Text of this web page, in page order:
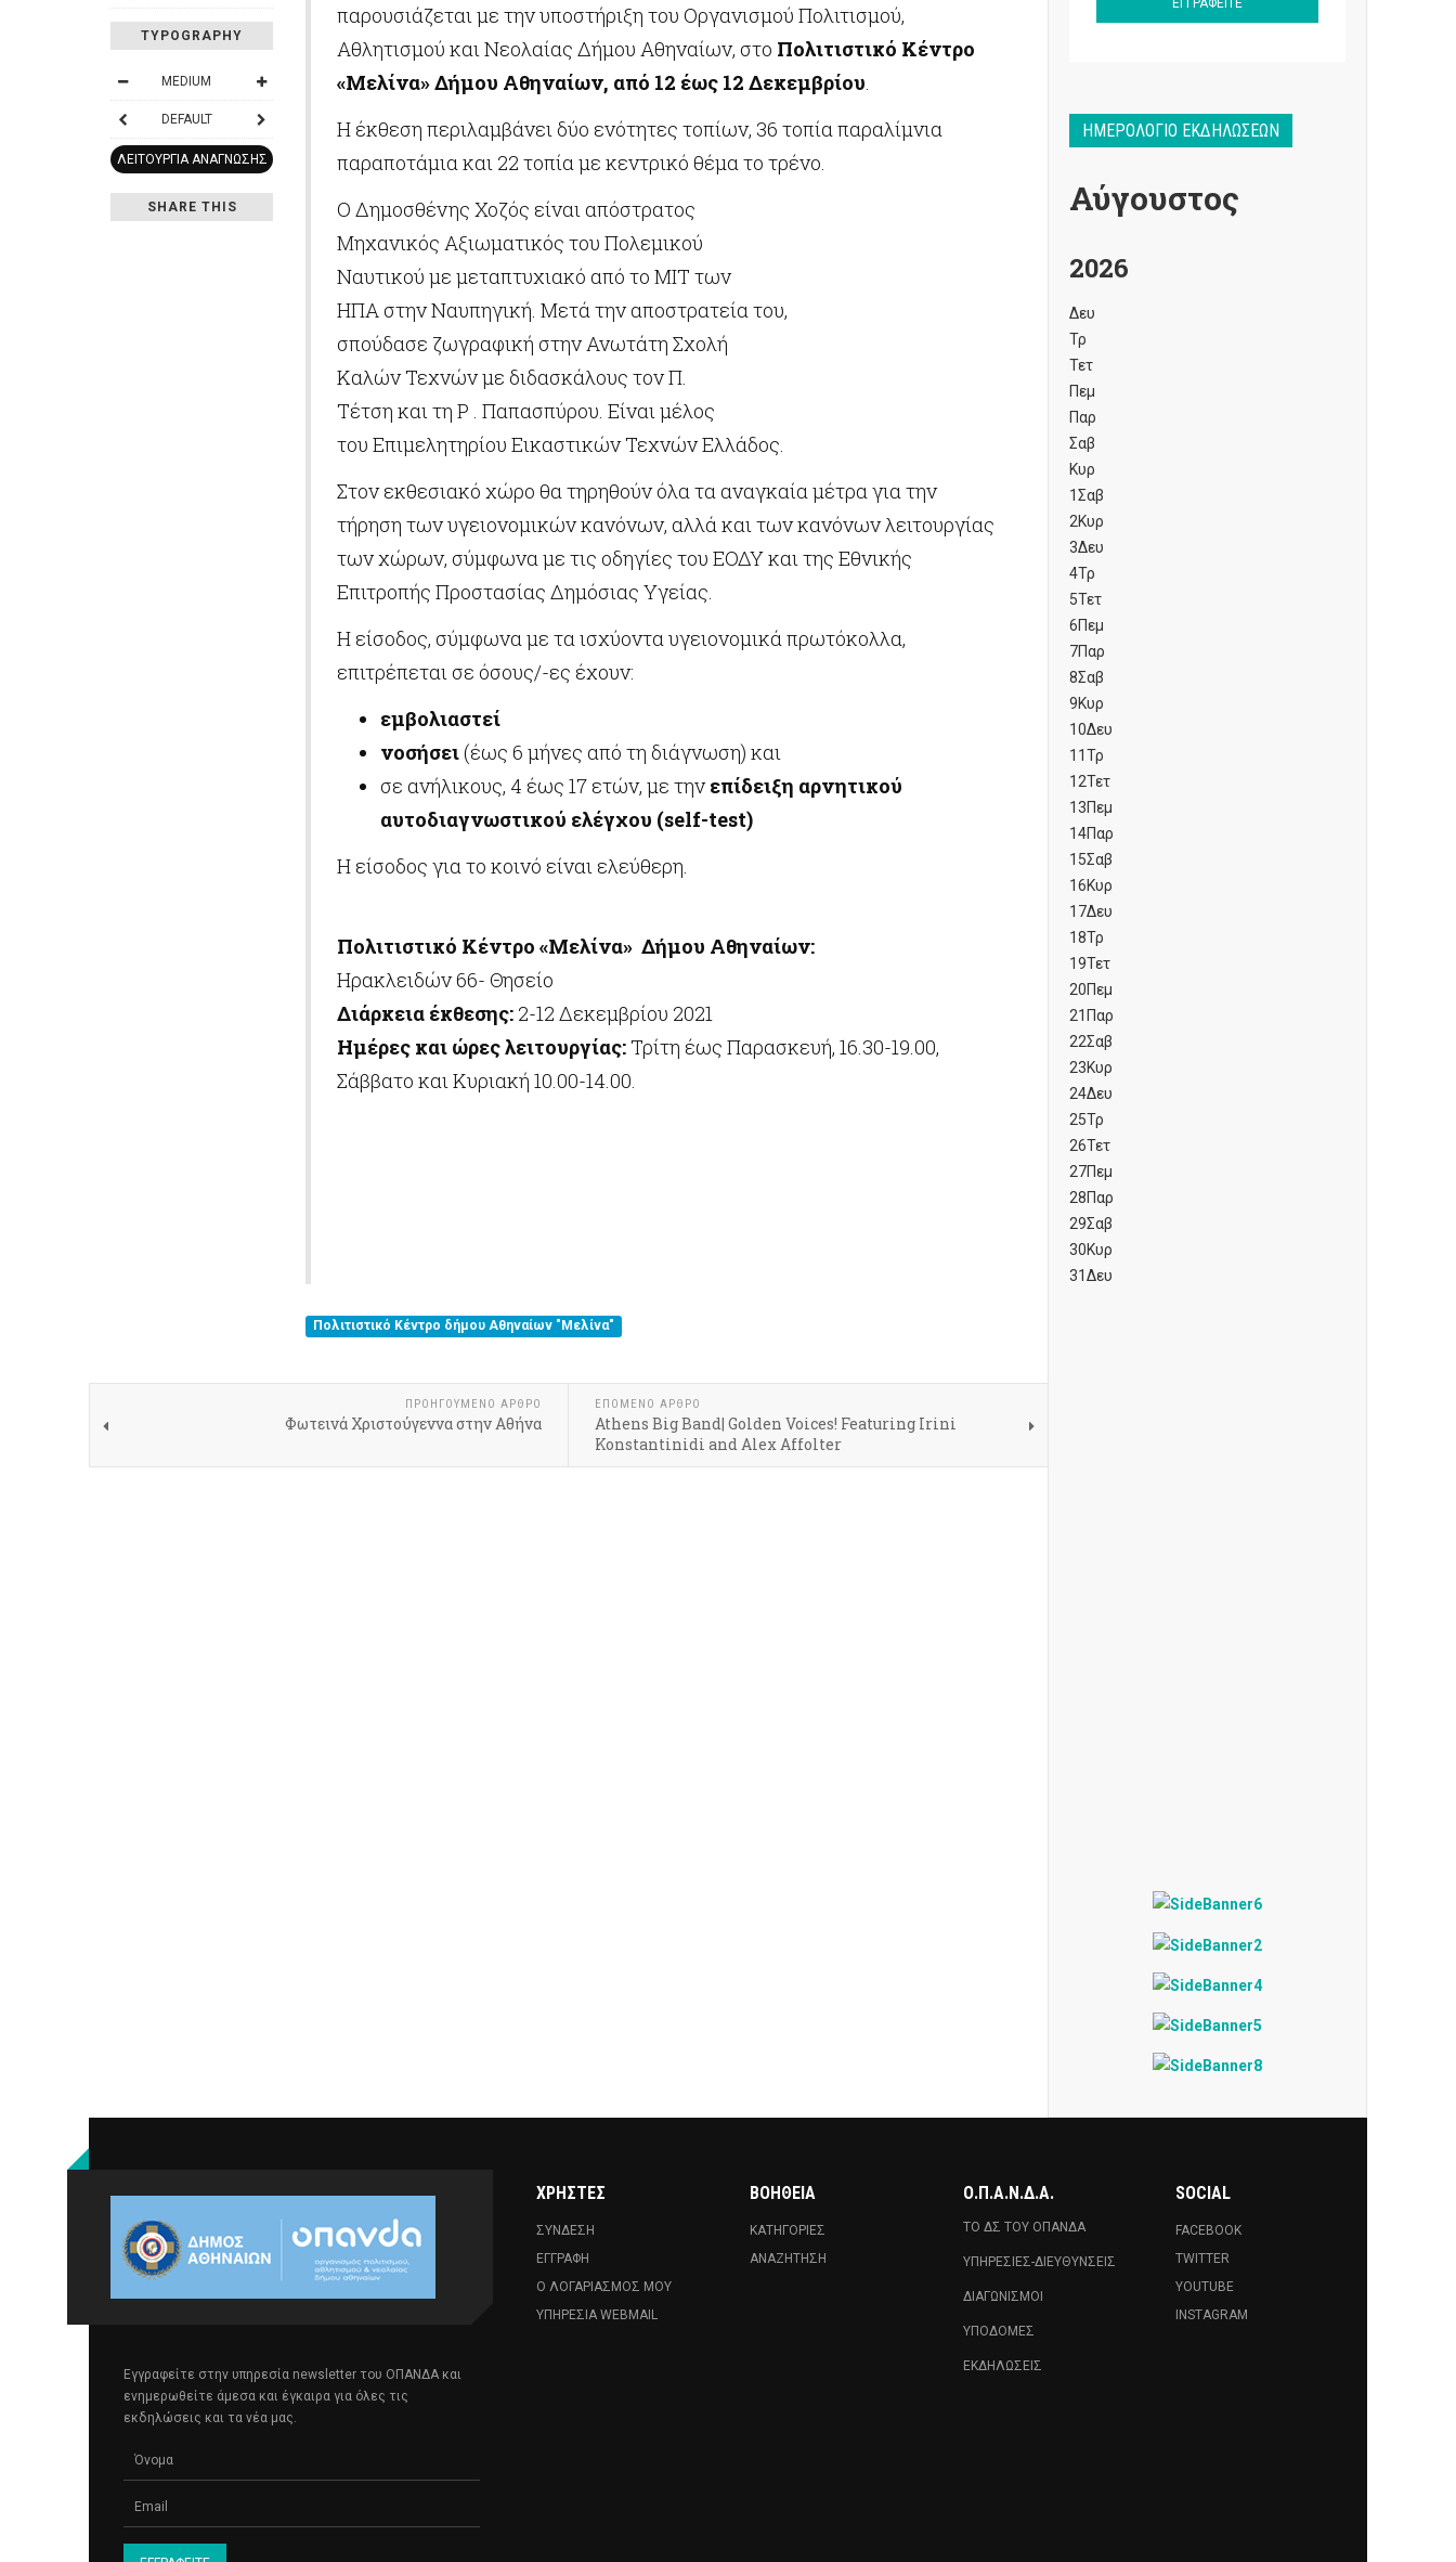
TYPOGRAPHY
MEDIUM
DEFAULT
ΛΕΙΤΟΥΡΓΊΑ ΑΝΆΓΝΩΣΗΣ
SHARE THIS
παρουσιάζεται με την υποστήριξη του Οργανισμού Πολιτισμού,
Αθλητισμού και Νεολαίας Δήμου Αθηναίων, στο Πολιτιστικό Κέντρο
«Μελίνα» Δήμου Αθηναίων, από 12 έως 12 Δεκεμβρίου
Η έκθεση περιλαμβάνει δύο ενότητες τοπίων, 36 τοπία παραλίμνια
παραποτάμια και 22 τοπία με κεντρικό θέμα το τρένο.
Ο Δημοσθένης Χοζός είναι απόστρατος
Μηχανικός Αξιωματικός του Πολεμικού
Ναυτικού με μεταπτυχιακό από το ΜΙΤ των
ΗΠΑ στην Ναυπηγική. Μετά την αποστρατεία του,
σπούδασε ζωγραφική στην Ανωτάτη Σχολή
Καλών Τεχνών με διδασκάλους τον Π.
Τέτση και τη Ρ . Παπασπύρου. Είναι μέλος
του Επιμελητηρίου Εικαστικών Τεχνών Ελλάδος.
Στον εκθεσιακό χώρο θα τηρηθούν όλα τα αναγκαία μέτρα για την
τήρηση των υγειονομικών κανόνων, αλλά και των κανόνων λειτουργίας
των χώρων, σύμφωνα με τις οδηγίες του ΕΟΔΥ και της Εθνικής
Επιτροπής Προστασίας Δημόσιας Υγείας.
H είσοδος, σύμφωνα με τα ισχύοντα υγειονομικά πρωτόκολλα,
επιτρέπεται σε όσους/-ες έχουν:
εμβολιαστεί
νοσήσει(έως 6 μήνες από τη διάγνωση) και
σε ανήλικους, 4 έως 17 ετών, με τηνεπίδειξη αρνητικού
αυτοδιαγνωστικού ελέγχου (self-test)
Η είσοδος για το κοινό είναι ελεύθερη.
Πολιτιστικό Κέντρο «Μελίνα» Δήμου Αθηναίων:
Ηρακλειδών 66- Θησείο
Διάρκεια έκθεσης: 2-12 Δεκεμβρίου 2021
Ημέρες και ώρες λειτουργίας:Τρίτη έως Παρασκευή, 16.30-19.00,
Σάββατο και Κυριακή 10.00-14.00.
Πολιτιστικό Κέντρο δήμου Αθηναίων "Μελίνα"
ΠΡΟΗΓΟΎΜΕΝΟ ΆΡΘΡΟ
Φωτεινά Χριστούγεννα στην Αθήνα
ΕΠΌΜΕΝΟ ΆΡΘΡΟ
Athens Big Band| Golden Voices! Featuring Irini
Konstantinidi and Alex Affolter
ΗΜΕΡΟΛΌΓΙΟ ΕΚΔΗΛΏΣΕΩΝ
Αύγουστος
2026
Δευ
Τρ
Τετ
Πεμ
Παρ
Σαβ
Κυρ
1Σαβ
2Κυρ
3Δευ
4Τρ
5Τετ
6Πεμ
7Παρ
8Σαβ
9Κυρ
10Δευ
11Τρ
12Τετ
13Πεμ
14Παρ
15Σαβ
16Κυρ
17Δευ
18Τρ
19Τετ
20Πεμ
21 Παρ
22Σαβ
23Κυρ
24Δευ
25Τρ
26Τετ
27Πεμ
28Παρ
29Σαβ
30Κυρ
31Δευ
Εγγραφείτε στην υπηρεσία newsletter του ΟΠΑΝΔΑ και
ενημερωθείτε άμεσα και έγκαιρα για όλες τις
εκδηλώσεις και τα νέα μας.
ΧΡΉΣΤΕΣ
ΣΎΝΔΕΣΗ
ΕΓΓΡΑΦΉ
Ο ΛΟΓΑΡΙΑΣΜΌΣ ΜΟΥ
ΥΠΗΡΕΣΊΑ WEBMAIL
ΒΟΉΘΕΙΑ
ΚΑΤΗΓΟΡΊΕΣ
ΑΝΑΖΉΤΗΣΗ
Ο.Π.Α.Ν.Δ.Α.
ΤΟ ΔΣ ΤΟΥ ΟΠΑΝΔΑ
ΥΠΗΡΕΣΊΕΣ-ΔΙΕΥΘΎΝΣΕΙΣ
ΔΙΑΓΩΝΙΣΜΟΊ
ΥΠΟΔΟΜΈΣ
ΕΚΔΗΛΏΣΕΙΣ
SOCIAL
FACEBOOK
TWITTER
YOUTUBE
INSTAGRAM